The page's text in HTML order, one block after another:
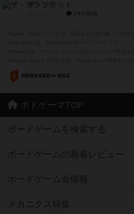
ザ・フラッド
1件の投稿
ボドゲーマTOP
ボードゲームを検索する
ボードゲームの新着レビュー
ボードゲーム会情報
メカニクス特集